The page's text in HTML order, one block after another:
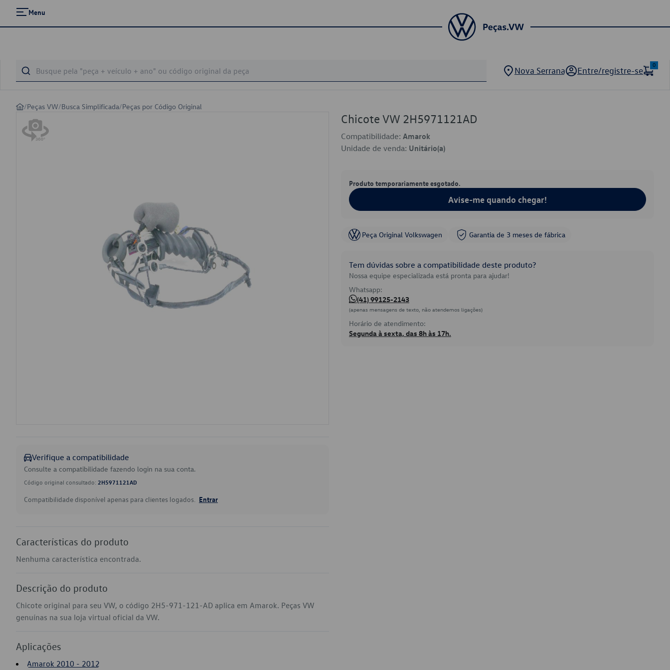
Menu
Nova Serrana Entre/registre-se
0
/Peças VW/Busca Simplificada/Peças por Código Original
Verifique a compatibilidade
Consulte a compatibilidade fazendo login na sua conta.
Código original consultado: 2H5971121AD
Compatibilidade disponível apenas para clientes logados. Entrar
Características do produto
Nenhuma característica encontrada.
Descrição do produto
Chicote original para seu VW, o código 2H5-971-121-AD aplica em Amarok. Peças VW
genuínas na sua loja virtual oficial da VW.
Aplicações
Amarok 2010 - 2012
Chicote VW 2H5971121AD
Compatibilidade: Amarok
Unidade de venda: Unitário(a)
Produto temporariamente esgotado.
Avise-me quando chegar!
Peça Original Volkswagen Garantia de 3 meses de fábrica
Tem dúvidas sobre a compatibilidade deste produto?
Nossa equipe especializada está pronta para ajudar!
Whatsapp:
(41) 99125-2143
(apenas mensagens de texto, não atendemos ligações)
Horário de atendimento:
Segunda à sexta, das 8h às 17h.